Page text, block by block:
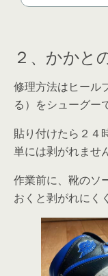
２、かかと
修理方法はヒール
る）をシューグー
貼り付けたら２４
単には剥がれませ
作業前に、靴のソ
おくと剥がれにく